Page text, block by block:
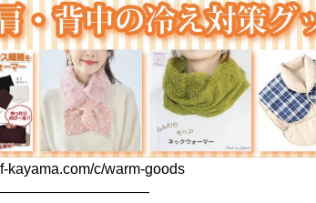
kayama.com/c/warm-goods